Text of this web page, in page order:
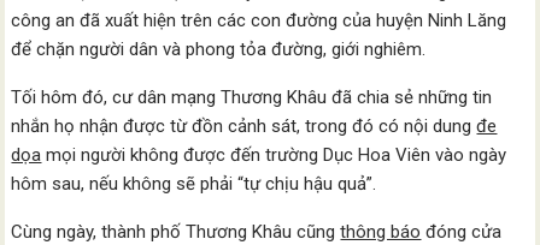
công an đã xuất hiện trên các con đường của huyện Ninh Lăng
để chặn người dân và phong tỏa đường, giới nghiêm.
Tối hôm đó, cư dân mạng Thương Khâu đã chia sẻ những tin
nhắn họ nhận được từ đồn cảnh sát, trong đó có nội dungđe
dọa mọi người không được đến trường Dục Hoa Viên vào ngày
hôm sau, nếu không sẽ phải “tự chịu hậu quả”.
Cùng ngày, thành phố Thương Khâu cũngthông báo đóng cửa